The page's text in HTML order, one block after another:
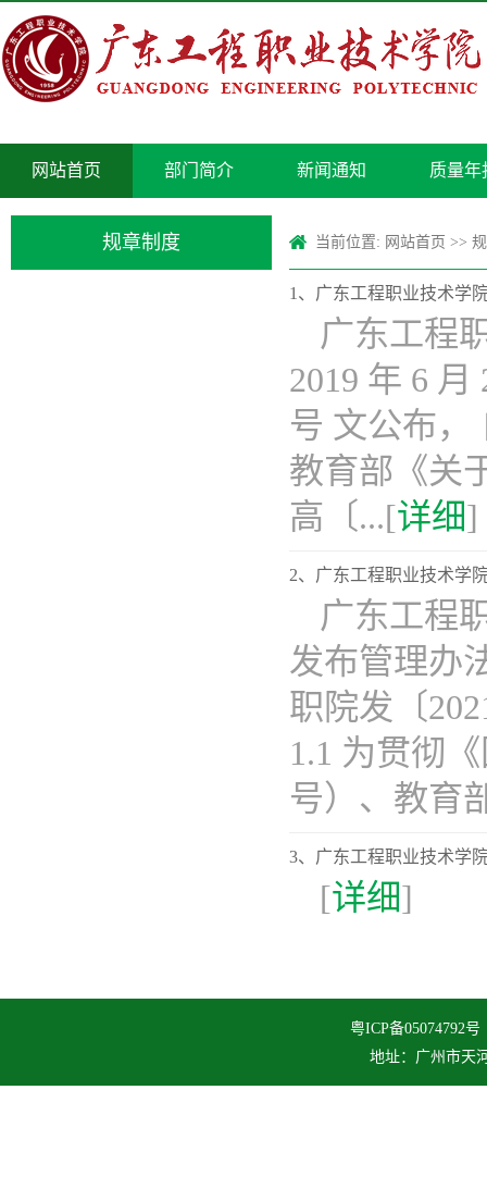
网站首页 部门简介 新闻通知 质量年
规章制度 当前位置: 网站首页 >>
1、广东工程职业技术学
广东工程
2019 年 6
号 文公布，
教育部《关
高〔...[详细]
2、广东工程职业技术学
广东工程
发布管理办
职院发〔
1.1 为贯彻
号）、教育
3、广东工程职业技术学
[详细]
粤ICP备05074792
地址：广州市天